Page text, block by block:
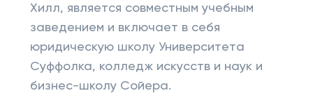
Хилл, является совместным учебным
заведением и включает в себя
юридическую школу Университета
Суффолка, колледж искусств и наук и
бизнес-школу Сойера.